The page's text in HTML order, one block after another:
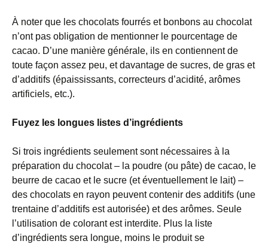
À noter que les chocolats fourrés et bonbons au chocolat
n’ont pas obligation de mentionner le pourcentage de
cacao. D’une manière générale, ils en contiennent de
toute façon assez peu, et davantage de sucres, de gras et
d’additifs (épaississants, correcteurs d’acidité, arômes
artificiels, etc.).
Fuyez les longues listes d’ingrédients
Si trois ingrédients seulement sont nécessaires à la
préparation du chocolat – la poudre (ou pâte) de cacao, le
beurre de cacao et le sucre (et éventuellement le lait) –
des chocolats en rayon peuvent contenir des additifs (une
trentaine d’additifs est autorisée) et des arômes. Seule
l’utilisation de colorant est interdite. Plus la liste
d’ingrédients sera longue, moins le produit se